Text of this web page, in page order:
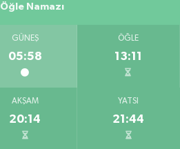
Öğle Namazı
GÜNEŞ
05:58
ÖĞLE
13:11
AKŞAM
20:14
YATSI
21:44